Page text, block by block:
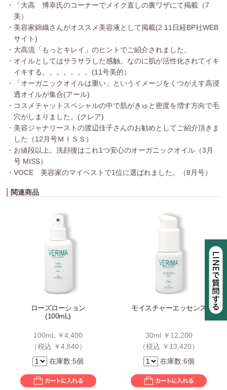
・「大高 博幸氏のコーナーでメイク直しの裏ワザにて掲載（7
美）
・美容家錦織さんがオススメ美容液として掲載(2.11日経BP社WEB
サイト)
・大高流「もっとキレイ」のヒントでご紹介されました。
・オイルとしてはサラサラした感触。なのに肌が活性化されてイキ
イキする。。。。。。。(11号美的）
・「オーガニックオイルは重い」というイメージをくつがえす高浸
透オイルが集合(アール)
・コスメチャットスペシャルの中で肌がきゅと密度を増す方向で毛
穴がしまりました。(クレア)
・美容ジャナリーストの渡辺佳子さんのお勧めとしてご紹介頂きま
した（12月号ＭＩＳＳ）
・お値段以上。洗顔後はこれ1つ安心のオーガニックオイル（3月
号 MISS）
・VOCE 美容家のマイベストで1位に選ばれました。（8月号）
関連商品
ローズローション
(100mL)
100mL ￥4,400
（税込 ￥4,840）
在庫数:5個
モイスチャーエッセンス
30ml ￥12,200
（税込 ￥13,420）
在庫数:6個